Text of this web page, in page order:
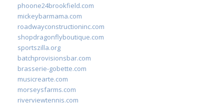
phoone24brookfield.com
mickeybarmama.com
roadwayconstructioninc.com
shopdragonflyboutique.com
sportszilla.org
batchprovisionsbar.com
brasserie-gobette.com
musicrearte.com
morseysfarms.com
riverviewtennis.com